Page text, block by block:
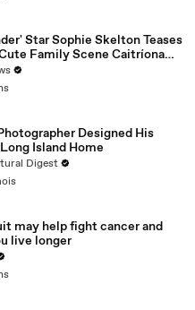
Star Sophie Skelton Teases
Family Scene Caitríona
& Gives the Ultimate
Impersonation
Designed His
Island Home
Digest
may help fight cancer and
live longer